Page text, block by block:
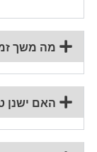
מה משך
האם ישנן